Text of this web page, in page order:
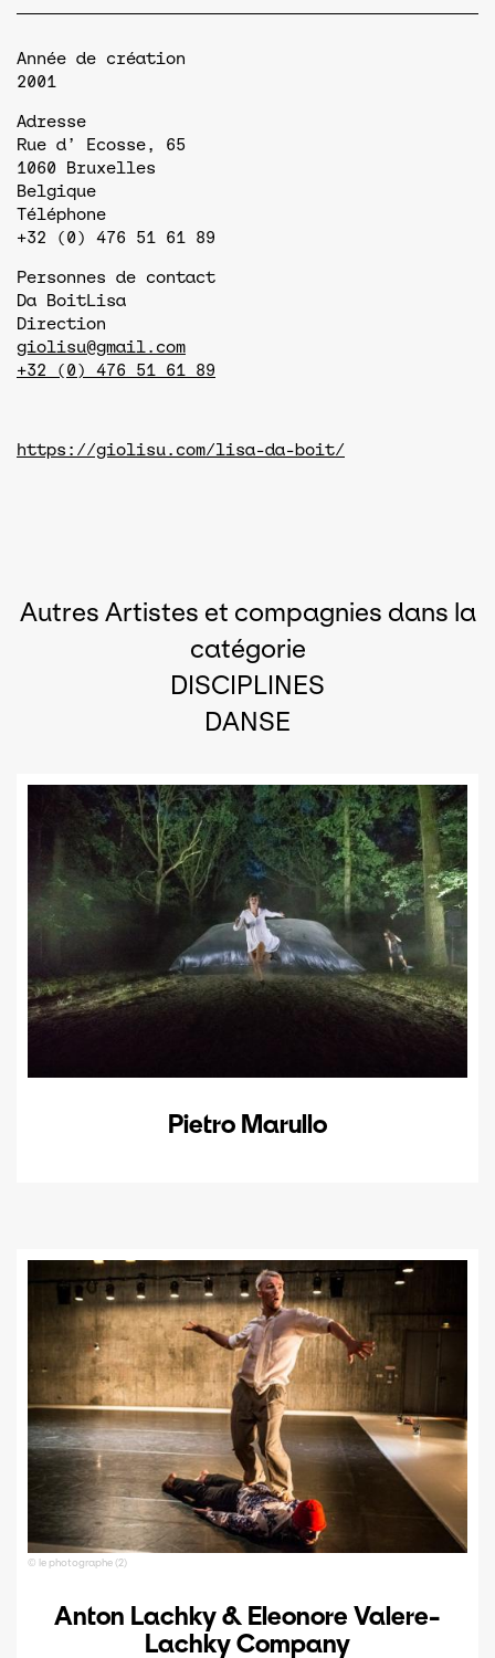
Année de création
2001
Adresse
Rue d’ Ecosse, 65
1060
Bruxelles
Belgique
Téléphone
+32 (0) 476 51 61 89
Personnes de contact
Da BoitLisa
Direction
giolisu@gmail.com
+32 (0) 476 51 61 89
https://giolisu.com/lisa-da-boit/
Autres Artistes et compagnies dans la
catégorie
DISCIPLINES
DANSE
Pietro Marullo
© le photographe (2)
Anton Lachky & Eleonore Valere-
Lachky Company